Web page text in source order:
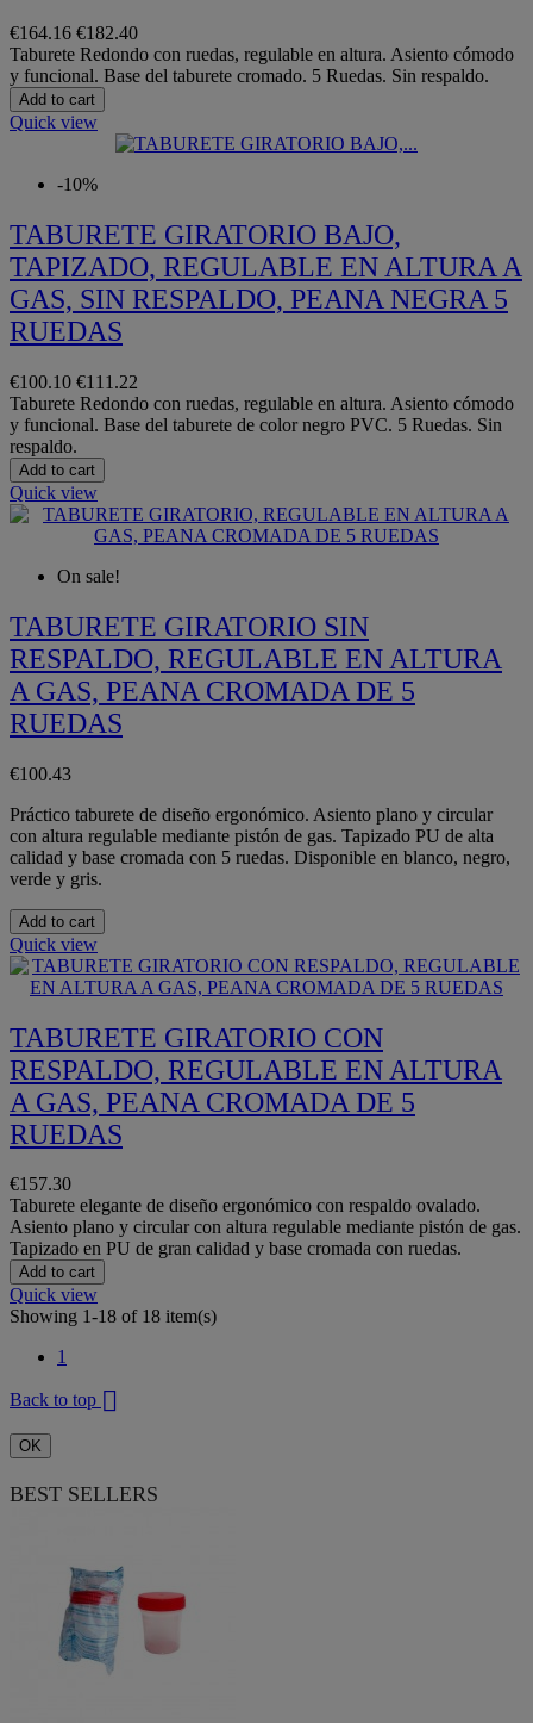
€164.16 €182.40
Taburete Redondo con ruedas, regulable en altura. Asiento cómodo
y funcional. Base del taburete cromado. 5 Ruedas. Sin respaldo.
Add to cart
Quick view
-10%
TABURETE GIRATORIO BAJO,
TAPIZADO, REGULABLE EN ALTURA A
GAS, SIN RESPALDO, PEANA NEGRA 5
RUEDAS
€100.10 €111.22
Taburete Redondo con ruedas, regulable en altura. Asiento cómodo
y funcional. Base del taburete de color negro PVC. 5 Ruedas. Sin
respaldo.
Add to cart
Quick view
On sale!
TABURETE GIRATORIO SIN
RESPALDO, REGULABLE EN ALTURA
A GAS, PEANA CROMADA DE 5
RUEDAS
€100.43
Práctico taburete de diseño ergonómico. Asiento plano y circular
con altura regulable mediante pistón de gas. Tapizado PU de alta
calidad y base cromada con 5 ruedas. Disponible en blanco, negro,
verde y gris.
Add to cart
Quick view
TABURETE GIRATORIO CON
RESPALDO, REGULABLE EN ALTURA
A GAS, PEANA CROMADA DE 5
RUEDAS
€157.30
Taburete elegante de diseño ergonómico con respaldo ovalado.
Asiento plano y circular con altura regulable mediante pistón de gas.
Tapizado en PU de gran calidad y base cromada con ruedas.
Add to cart
Quick view
Showing 1-18 of 18 item(s)
1
Back to top 
OK
BEST SELLERS